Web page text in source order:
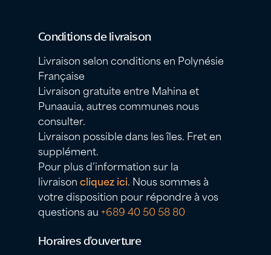
Conditions de livraison
Livraison selon conditions en Polynésie
Française
Livraison gratuite entre Mahina et
Punaauia, autres communes nous
consulter.
Livraison possible dans les îles. Fret en
supplément.
Pour plus d’information sur la
livraisoncliquez ici. Nous sommes à
votre disposition pour répondre à vos
questions au +689 40 50 58 80
Horaires d’ouverture